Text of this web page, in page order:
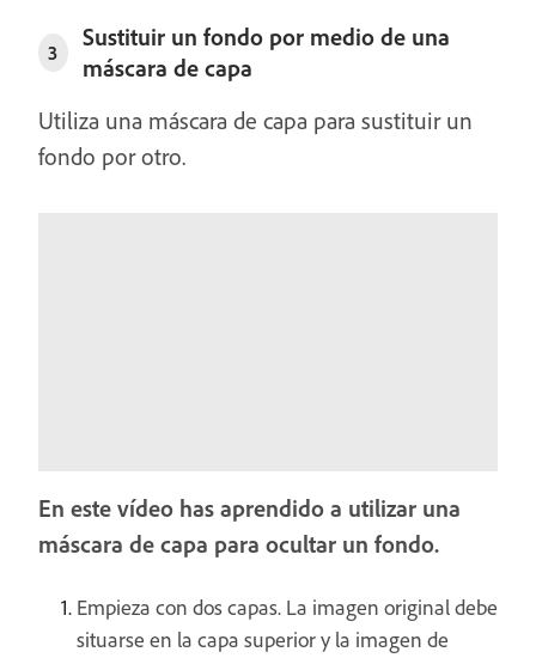
3
Sustituir un fondo por medio de una
máscara de capa
Utiliza una máscara de capa para sustituir un
fondo por otro.
En este vídeo has aprendido a utilizar una
máscara de capa para ocultar un fondo.
Empieza con dos capas. La imagen original debe
situarse en la capa superior y la imagen de